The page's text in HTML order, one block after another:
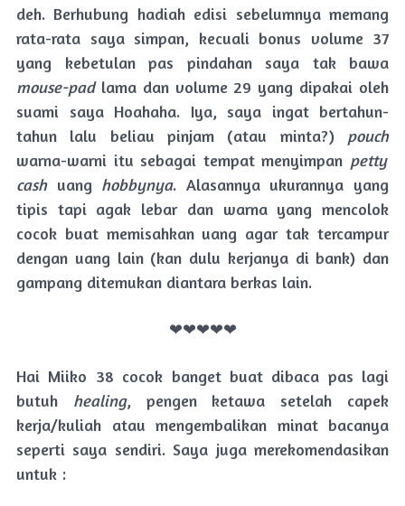
deh. Berhubung hadiah edisi sebelumnya memang
rata-rata saya simpan, kecuali bonus volume 37
yang kebetulan pas pindahan saya tak bawa
mouse-pad lama dan volume 29 yang dipakai oleh
suami saya Hoahaha. Iya, saya ingat bertahun-
tahun lalu beliau pinjam (atau minta?) pouch
warna-warni itu sebagai tempat menyimpan petty
cash uang hobbynya. Alasannya ukurannya yang
tipis tapi agak lebar dan warna yang mencolok
cocok buat memisahkan uang agar tak tercampur
dengan uang lain (kan dulu kerjanya di bank) dan
gampang ditemukan diantara berkas lain.
❤❤❤❤❤
Hai Miiko 38 cocok banget buat dibaca pas lagi
butuh healing, pengen ketawa setelah capek
kerja/kuliah atau mengembalikan minat bacanya
seperti saya sendiri. Saya juga merekomendasikan
untuk :